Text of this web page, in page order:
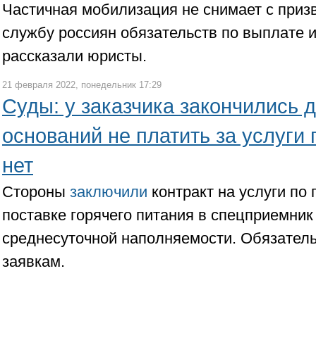
Частичная мобилизация не снимает с
службу россиян обязательств по выплате
рассказали юристы.
21 февраля 2022, понедельник 17:29
Суды: у заказчика закончились
оснований не платить за услуги
нет
Стороны заключили контракт на услуги
поставке горячего питания в
среднесуточной наполняемости.
заявкам.